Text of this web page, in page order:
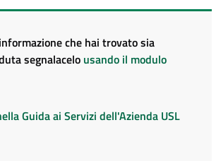
che hai trovato sia
segnalacelo usando il modulo
Guida ai Servizi dell'Azienda USL